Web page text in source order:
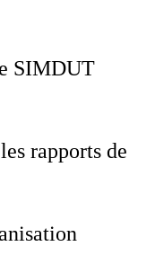
SIMDUT
rapports de